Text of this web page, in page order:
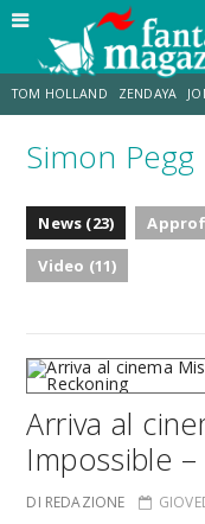
TOM HOLLAND ZENDAYA
STRANIMONDI LUCCA
DESTIN DANIEL CRETTON
Simon Pegg
News (23)
Video (11)
Arriva al
Impossible
DI REDAZIONE